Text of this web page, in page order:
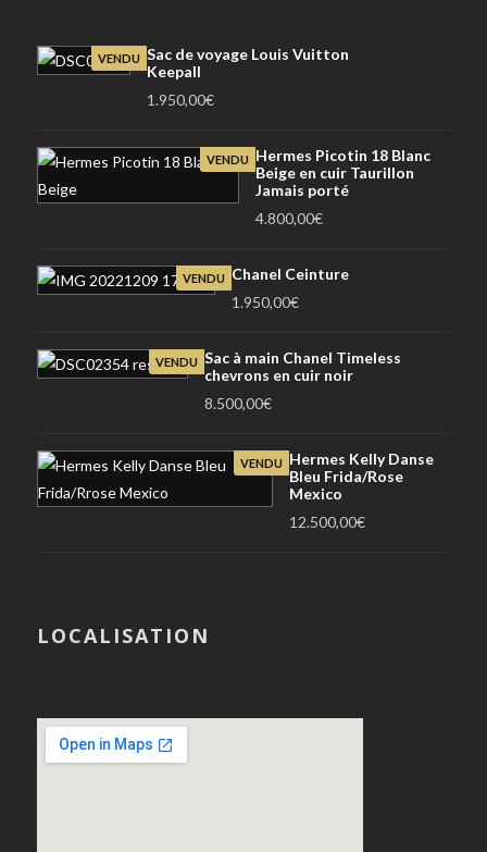
VENDU Sac de voyage Louis Vuitton
Keepall
1.950,00€
VENDU
Hermes Picotin 18 Blanc
Beige en cuir Taurillon
Jamais porté
4.800,00€
VENDU
Chanel Ceinture
1.950,00€
VENDU Sac à main Chanel Timeless
chevrons en cuir noir
8.500,00€
VENDU
Hermes Kelly Danse
Bleu Frida/Rose
Mexico
12.500,00€
LOCALISATION